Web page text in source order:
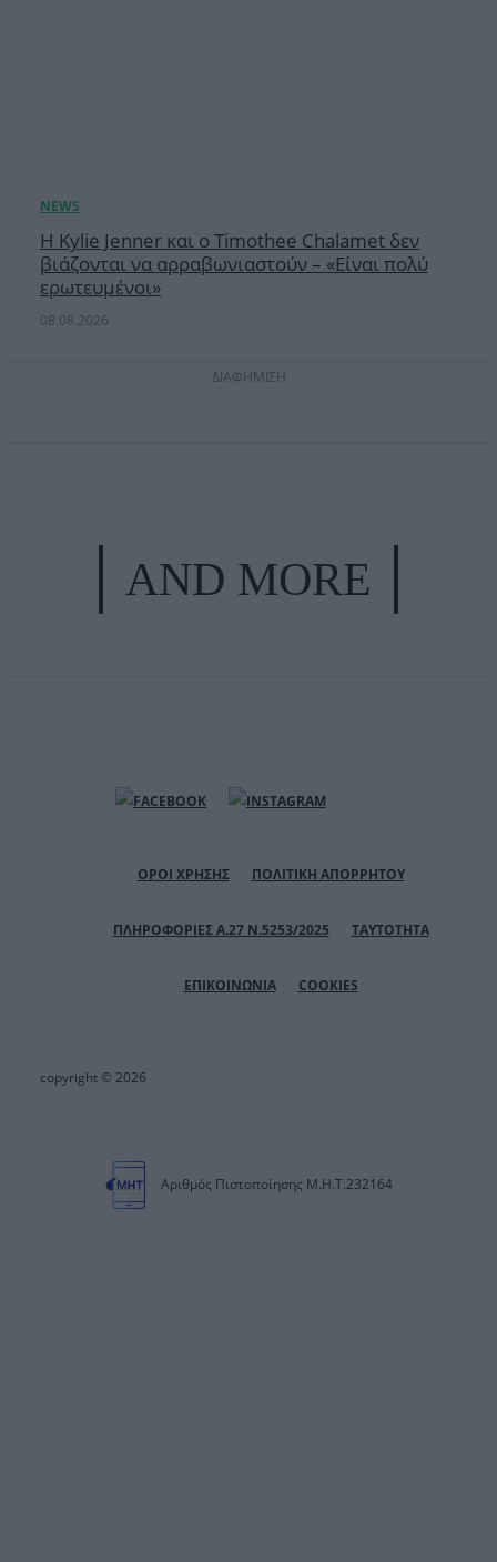
Η Kylie Jenner και ο Timothee Chalamet δεν
βιάζονται να αρραβωνιαστούν – «Είναι πολύ
ερωτευμένοι»
08.08.2026
ΔΙΑΦΗΜΙΣΗ
AND MORE
ΟΡΟΙ ΧΡΗΣΗΣ ΠΟΛΙΤΙΚΗ ΑΠΟΡΡΗΤΟΥ
ΠΛΗΡΟΦΟΡΙΕΣ Α.27 Ν.5253/2025 ΤΑΥΤΟΤΗΤΑ
ΕΠΙΚΟΙΝΩΝΙΑ COOKIES
copyright © 2026
Αριθμός Πιστοποίησης Μ.Η.Τ.232164